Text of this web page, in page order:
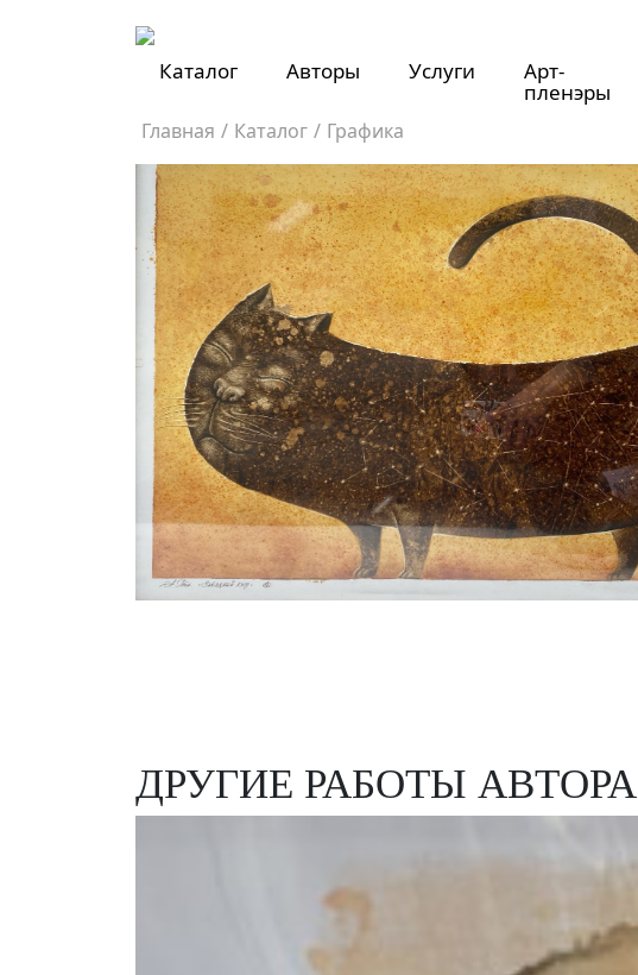
Каталог Авторы Услуги Арт-
пленэры
Главная / Каталог / Графика
ДРУГИЕ РАБОТЫ АВТОРА